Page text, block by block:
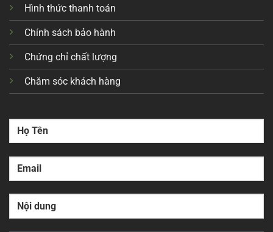
Hình thức thanh toán
Chính sách bảo hành
Chứng chỉ chất lượng
Chăm sóc khách hàng